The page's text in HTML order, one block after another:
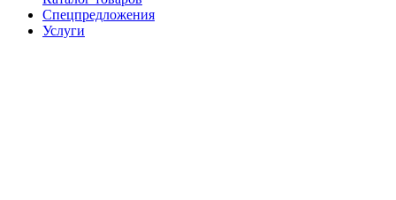
Спецпредложения
Услуги